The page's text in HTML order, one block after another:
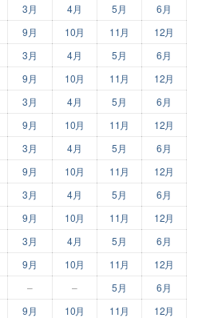
3月 4月 5月
6月
9月 10月 11月 12月
3月 4月 5月
6月
9月 10月 11月 12月
3月 4月 5月
6月
9月 10月 11月 12月
3月 4月 5月
6月
9月 10月 11月 12月
3月 4月 5月
6月
9月 10月 11月 12月
3月 4月 5月
6月
9月 10月 11月 12月
– – 5月
6月
9月 10月 11月 12月